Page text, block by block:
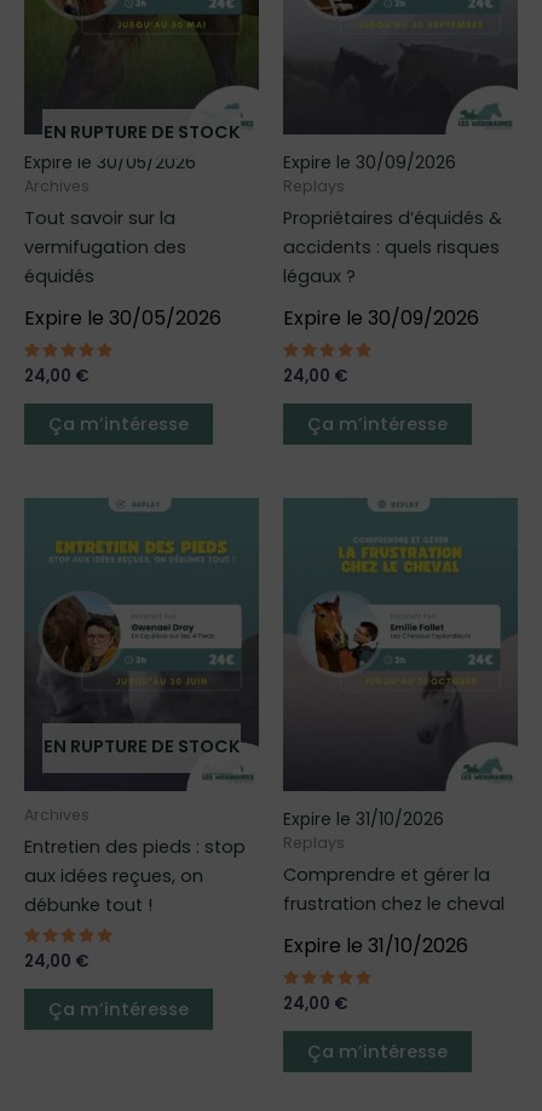
EN RUPTURE DE STOCK
Expire le 30/05/2026
Archives
Tout savoir sur la
vermifugation des
équidés
Expire le 30/05/2026
Note
5.00
sur 5
24,00 €
Ça m’intéresse
options
être
choisies
sur
Expire le 30/09/2026
Replays
Propriétaires d’équidés &
accidents : quels risques
légaux ?
Expire le 30/09/2026
Note
5.00
sur 5
24,00 €
Ça m’intéresse
options
être
choisies
du
produit
EN RUPTURE DE STOCK
Archives
Entretien des pieds : stop
aux idées reçues, on
débunke tout !
Note
5.00
sur 5
24,00 €
Ça m’intéresse
produit
a
Les
être
choisies
page
Expire le 31/10/2026
Replays
Comprendre et gérer la
frustration chez le cheval
Expire le 31/10/2026
Note
5.00
sur 5
24,00 €
Ça m’intéresse
Les
options
être
choisies
du
produit